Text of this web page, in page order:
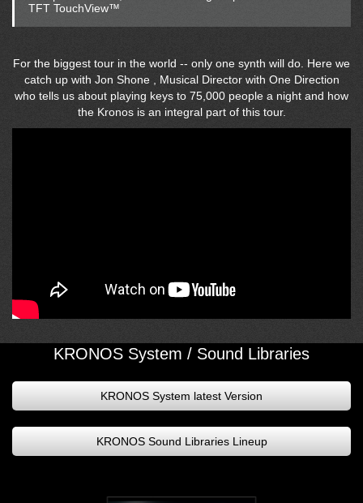
TFT TouchView™
For the biggest tour in the world -- only one synth will do. Here we
catch up with Jon Shone , Musical Director with One Direction
who tells us about playing keys to 75,000 people a night and how
the Kronos is an integral part of this tour.
KRONOS System / Sound Libraries
KRONOS System latest Version
KRONOS Sound Libraries Lineup